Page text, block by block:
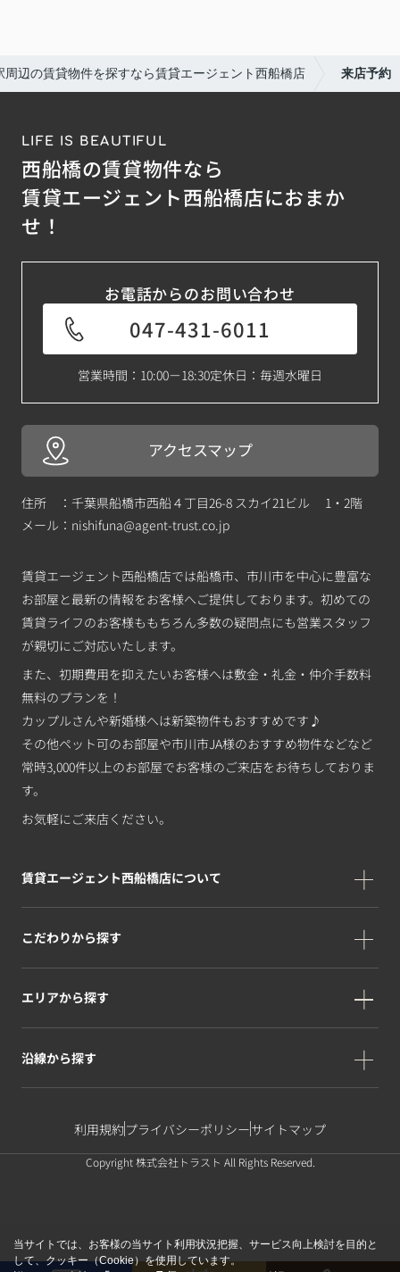
周辺の賃貸物件を探すなら賃貸エージェント西船橋店 来店予約
LIFE IS BEAUTIFUL
西船橋の賃貸物件なら
賃貸エージェント西船橋店におまか
せ！
お電話からのお問い合わせ
047-431-6011
営業時間：10:00－18:30定休日：毎週水曜日
アクセスマップ
住所 ：千葉県船橋市西船４丁目26-8 スカイ21ビル 1・2階
メール： nishifuna@agent-trust.co.jp
賃貸エージェント西船橋店では船橋市、市川市を中心に豊富な
お部屋と最新の情報をお客様へご提供しております。初めての
賃貸ライフのお客様ももちろん多数の疑問点にも営業スタッフ
が親切にご対応いたします。
また、初期費用を抑えたいお客様へは敷金・礼金・仲介手数料
無料のプランを！
カップルさんや新婚様へは新築物件もおすすめです♪
その他ペット可のお部屋や市川市JA様のおすすめ物件などなど
常時3,000件以上のお部屋でお客様のご来店をお待ちしておりま
す。
お気軽にご来店ください。
賃貸エージェント西船橋店について
こだわりから探す
エリアから探す
沿線から探す
利用規約プライバシーポリシーサイトマップ
Copyright 株式会社トラスト All Rights Reserved.
当サイトでは、お客様の当サイト利用状況把握、サービス向上検討を目的と
して、クッキー（Cookie）を使用しています。